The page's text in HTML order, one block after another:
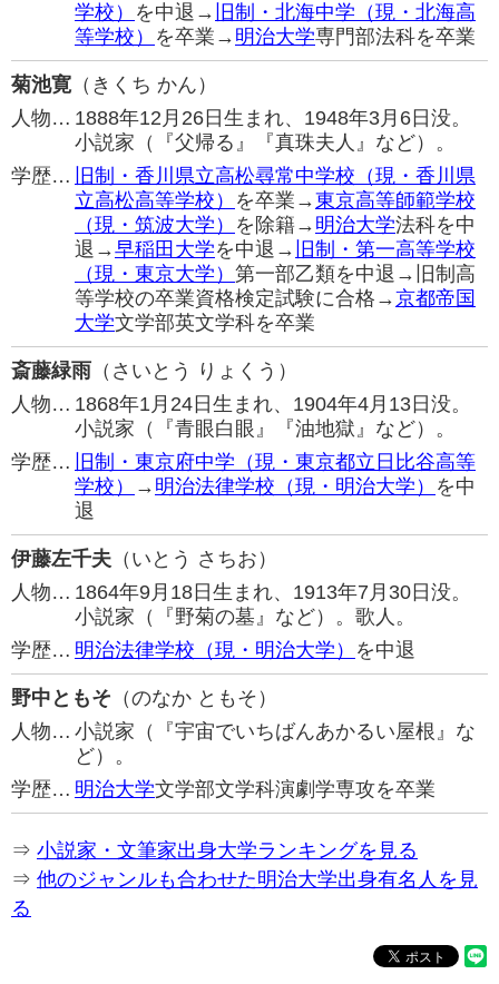
学校） を中退→ 旧制・北海中学（現・北海高
等学校） を卒業→ 明治大学専門部法科を卒業
菊池寛（きくち かん）
人物… 1888年12月26日生まれ、1948年3月6日没。
小説家（『父帰る』『真珠夫人』など）。
学歴…
旧制・香川県立高松尋常中学校（現・香川県
立高松高等学校） を卒業→東京高等師範学校
（現・筑波大学） を除籍→ 明治大学法科を中
退→早稲田大学を中退→ 旧制・第一高等学校
（現・東京大学） 第一部乙類を中退→旧制高
等学校の卒業資格検定試験に合格→京都帝国
大学文学部英文学科を卒業
斎藤緑雨 （さいとう りょくう）
人物… 1868年1月24日生まれ、1904年4月13日没。
小説家（『青眼白眼』『油地獄』など）。
学歴…
旧制・東京府中学（現・東京都立日比谷高等
学校）
→ 明治法律学校（現・明治大学） を中
退
伊藤左千夫 （いとう さちお）
人物… 1864年9月18日生まれ、1913年7月30日没。
小説家（『野菊の墓』など）。歌人。
学歴… 明治法律学校（現・明治大学） を中退
野中ともそ （のなか ともそ）
人物… 小説家（『宇宙でいちばんあかるい屋根』な
ど）。
学歴… 明治大学文学部文学科演劇学専攻を卒業
⇒ 小説家・文筆家出身大学ランキングを見る
⇒ 他のジャンルも合わせた明治大学出身有名人を見
る